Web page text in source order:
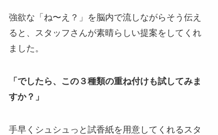
強欲な「ね〜え？」を脳内で流しながらそう伝え
ると、スタッフさんが素晴らしい提案をしてくれ
ました。
「でしたら、この３種類の重ね付けも試してみま
すか？」
手早くシュシュっと試香紙を用意してくれるスタ